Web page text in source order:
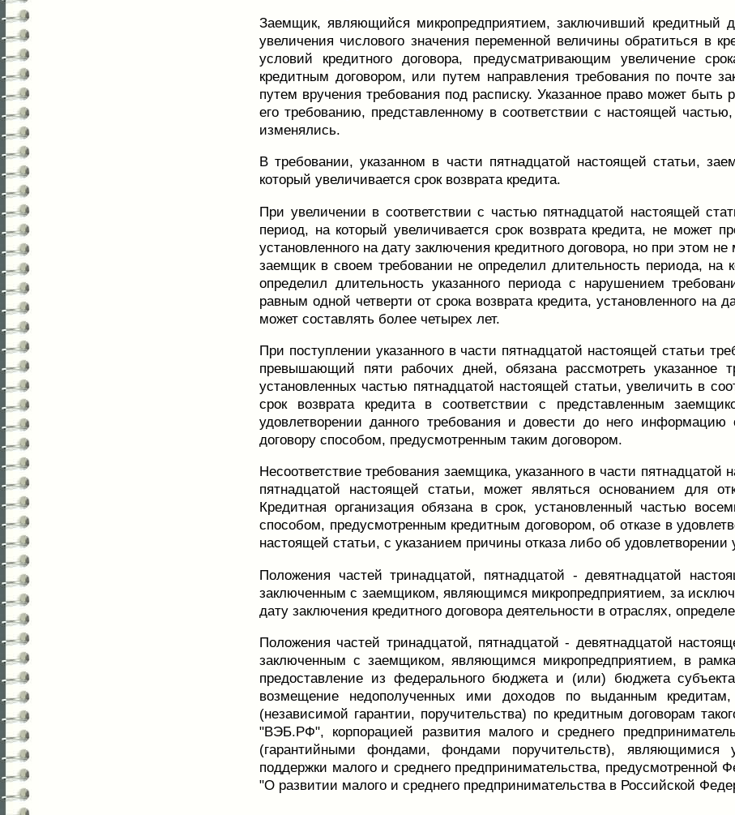
Заемщик, являющийся микропредприятием, заключивший кредитный
увеличения числового значения переменной величины обратиться в
условий кредитного договора, предусматривающим увеличение
кредитным договором, или путем направления требования по почте
путем вручения требования под расписку. Указанное право может
его требованию, представленному в соответствии с настоящей
изменялись.
В требовании, указанном в части пятнадцатой настоящей статьи,
который увеличивается срок возврата кредита.
При увеличении в соответствии с частью пятнадцатой настоящей
период, на который увеличивается срок возврата кредита, не может
установленного на дату заключения кредитного договора, но при этом
заемщик в своем требовании не определил длительность периода, на
определил длительность указанного периода с нарушением
равным одной четверти от срока возврата кредита, установленного на
может составлять более четырех лет.
При поступлении указанного в части пятнадцатой настоящей статьи
превышающий пяти рабочих дней, обязана рассмотреть указанное
установленных частью пятнадцатой настоящей статьи, увеличить в
срок возврата кредита в соответствии с представленным
удовлетворении данного требования и довести до него
договору способом, предусмотренным таким договором.
Несоответствие требования заемщика, указанного в части
пятнадцатой настоящей статьи, может являться основанием для
Кредитная организация обязана в срок, установленный частью
способом, предусмотренным кредитным договором, об отказе в
настоящей статьи, с указанием причины отказа либо об удовлетворении
Положения частей тринадцатой, пятнадцатой - девятнадцатой
заключенным с заемщиком, являющимся микропредприятием, за
дату заключения кредитного договора деятельности в отраслях,
Положения частей тринадцатой, пятнадцатой - девятнадцатой
заключенным с заемщиком, являющимся микропредприятием, в
предоставление из федерального бюджета и (или) бюджета
возмещение недополученных ими доходов по выданным
(независимой гарантии, поручительства) по кредитным договорам
"ВЭБ.РФ", корпорацией развития малого и среднего
(гарантийными фондами, фондами поручительств), являющимися
поддержки малого и среднего предпринимательства,
"О развитии малого и среднего предпринимательства в Российской